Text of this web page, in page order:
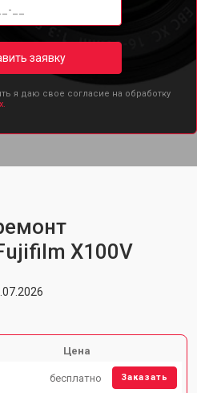
заявку
я даю свое согласие на обработку
X100V
Цена
бесплатно Заказать